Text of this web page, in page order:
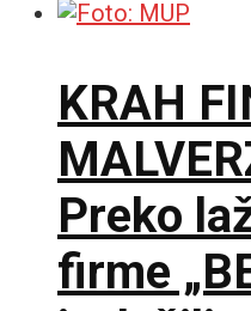
KRAH
Preko
firme